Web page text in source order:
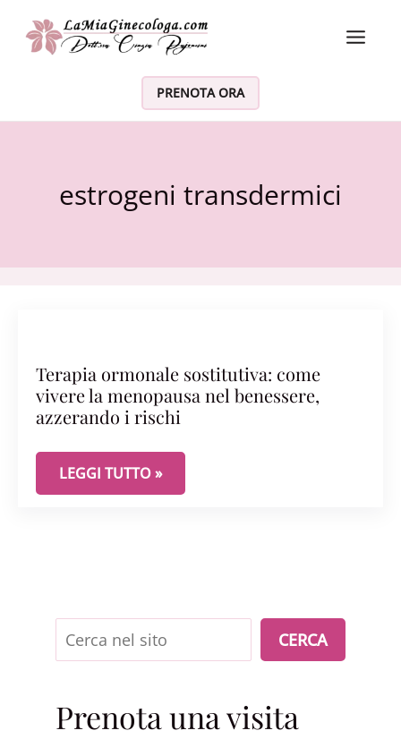
Vai al contenuto
PRENOTA ORA
estrogeni transdermici
Terapia ormonale sostitutiva: come
vivere la menopausa nel benessere,
azzerando i rischi
TERAPIA ORMONALE SOSTITUTIVA: COME
LEGGI TUTTO »
Cerca CERCA
Prenota una visita